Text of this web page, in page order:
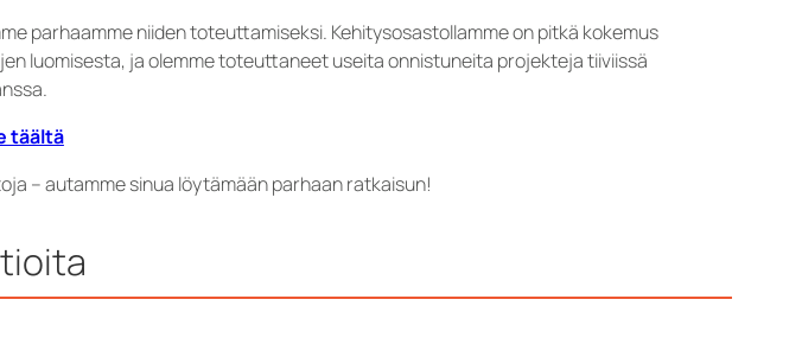
parhaamme niiden toteuttamiseksi. Kehitysosastollamme on pitkä kokemus
luomisesta, ja olemme toteuttaneet useita onnistuneita projekteja tiiviissä
täältä
– autamme sinua löytämään parhaan ratkaisun!